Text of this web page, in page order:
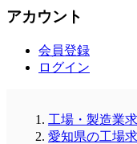
アカウント
会員登録
ログイン
工場・製造業
愛知県の工場